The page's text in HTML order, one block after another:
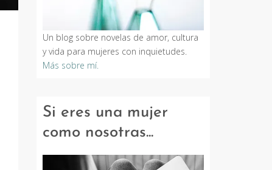
Un blog sobre novelas de amor, cultura
y vida para mujeres con inquietudes.
Más sobre mí.
Si eres una mujer
como nosotras...